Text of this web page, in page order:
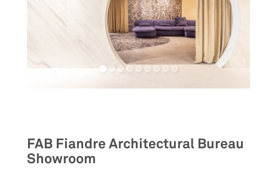
FAB Fiandre Architectural Bureau
Showroom